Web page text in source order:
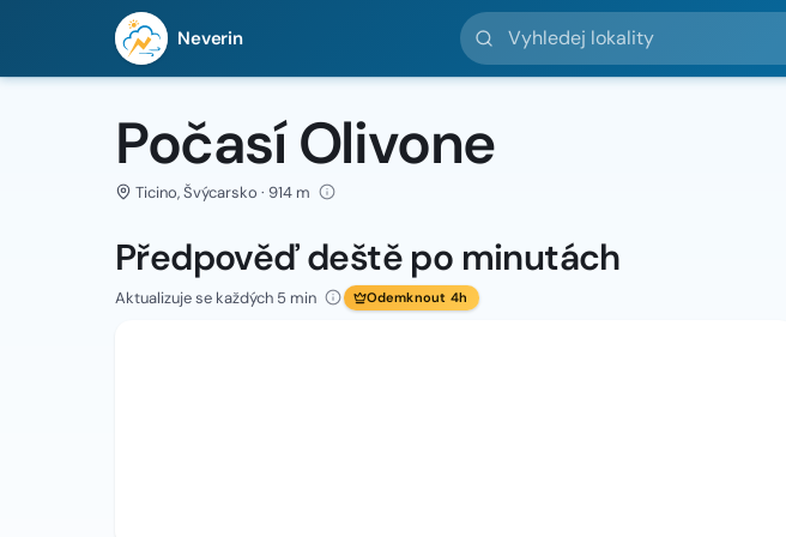
Neverin
Vyhledej lokality
Počasí Olivone
Ticino, Švýcarsko · 914 m
Předpověď deště po minutách
Aktualizuje se každých 5 min Odemknout 4h